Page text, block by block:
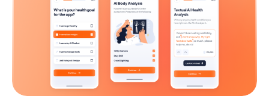
Разработка MVP
Запустите ваш революционный продукт за